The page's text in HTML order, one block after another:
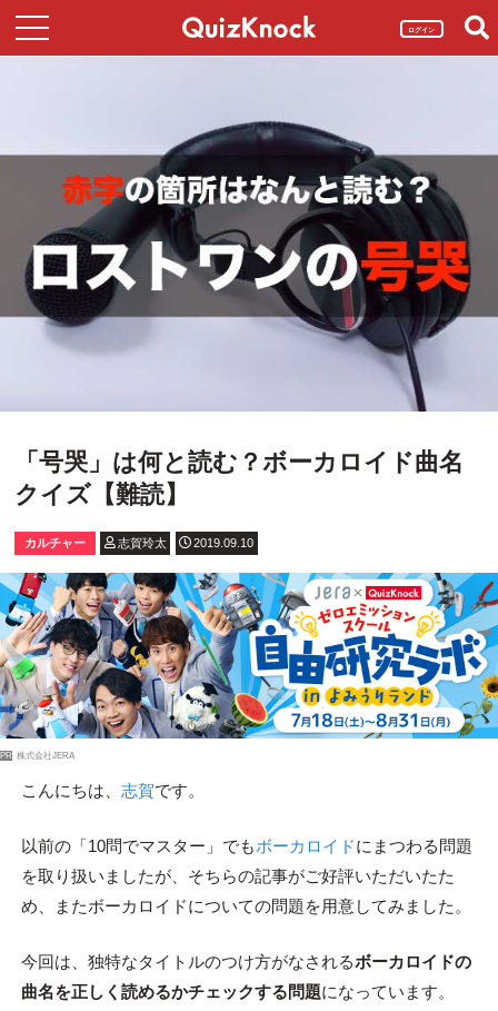
ログイン
「号哭」は何と読む？ボーカロイド曲名
クイズ【難読】
カルチャー 志賀玲太 2019.09.10
PR 株式会社JERA
こんにちは、 志賀です。
以前の「10問でマスター」でもボーカロイドにまつわる問題
を取り扱いましたが、そちらの記事がご好評いただいたた
め、またボーカロイドについての問題を用意してみました。
今回は、独特なタイトルのつけ方がなされるボーカロイドの
曲名を正しく読めるかチェックする問題になっています。